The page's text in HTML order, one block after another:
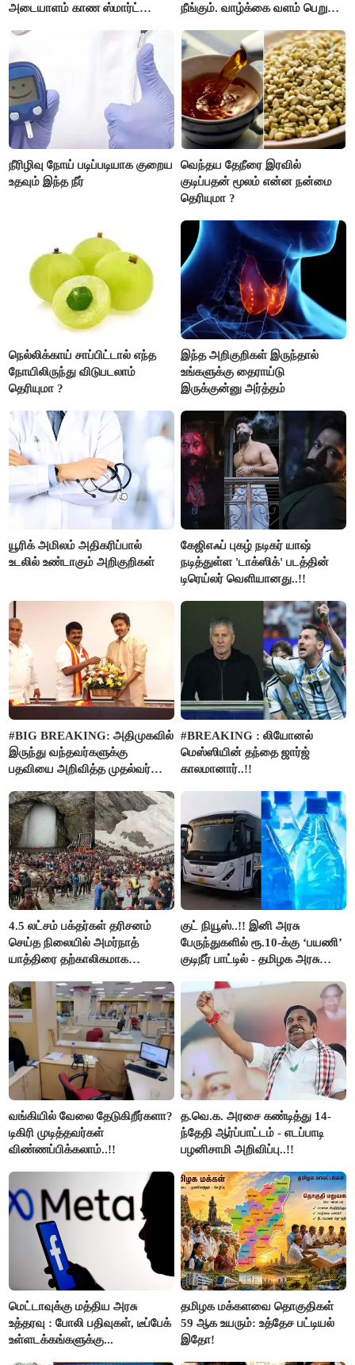
அடையாளம் காண ஸ்மார்ட்
நீங்கும். வாழ்க்கை வளம் பெறும்.
எடைபோடுவது நல்லது..!
நீரிழிவு நோய் படிப்படியாக குறைய
உதவும் இந்த நீர்
வெந்தய தேநீரை இரவில்
குடிப்பதன் மூலம் என்ன நன்மை
தெரியுமா ?
நெல்லிக்காய் சாப்பிட்டால் எந்த
நோயிலிருந்து விடுபடலாம்
தெரியுமா ?
இந்த அறிகுறிகள் இருந்தால்
உங்களுக்கு தைராய்டு
இருக்குன்னு அர்த்தம்
யூரிக் அமிலம் அதிகரிப்பால்
உடலில் உண்டாகும் அறிகுறிகள்
கேஜிஎஃப் புகழ் நடிகர் யாஷ்
நடித்துள்ள 'டாக்‌ஸிக்' படத்தின்
டிரெய்லர் வெளியானது..!!
#BIG BREAKING: அதிமுகவில்
இருந்து வந்தவர்களுக்கு
பதவியை அறிவித்த முதல்வர்
#BREAKING : லியோனல்
மெஸ்ஸியின் தந்தை ஜார்ஜ்
காலமானார்..!!
4.5 லட்சம் பக்தர்கள் தரிசனம்
செய்த நிலையில் அமர்நாத்
யாத்திரை தற்காலிகமாக
குட் நியூஸ்..!! இனி அரசு
பேருந்துகளில் ரூ.10-க்கு ‘பயணி’
குடிநீர் பாட்டில் - தமிழக அரசு
வங்கியில் வேலை தேடுகிறீர்களா?
டிகிரி முடித்தவர்கள்
விண்ணப்பிக்கலாம்..!!
த.வெ.க. அரசை கண்டித்து 14-
ந்தேதி ஆர்ப்பாட்டம் - எடப்பாடி
பழனிசாமி அறிவிப்பு..!!
மெட்டாவுக்கு மத்திய அரசு
உத்தரவு : போலி பதிவுகள், டீப்பேக்
உள்ளடக்கங்களுக்கு...
தமிழக மக்களவை தொகுதிகள்
59 ஆக உயரும்: உத்தேச பட்டியல்
இதோ!